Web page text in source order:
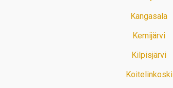
Kangasala
Kemijärvi
Kilpisjärvi
Koitelinkoski